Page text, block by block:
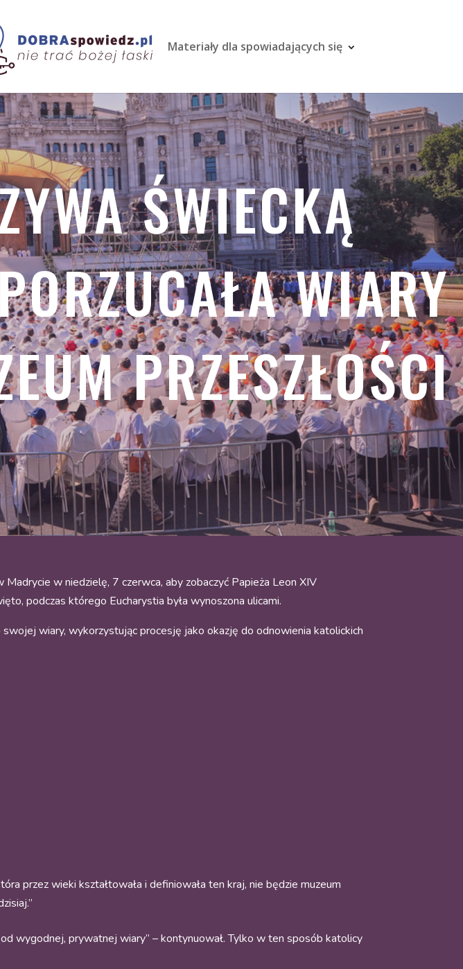
Materiały dla spowiadających się
ŚWIECKĄ
WIARY
PRZESZŁOŚCI
w niedzielę, 7 czerwca, aby zobaczyć Papieża Leon XIV
podczas którego Eucharystia była wynoszona ulicami.
wiary, wykorzystując procesję jako okazję do odnowienia katolickich
przez wieki kształtowała i definiowała ten kraj, nie będzie muzeum
wygodnej, prywatnej wiary” – kontynuował. Tylko w ten sposób katolicy